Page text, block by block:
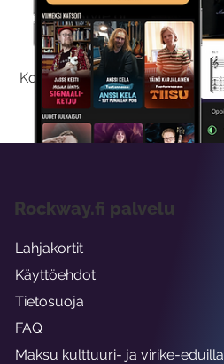
Kokeile
Kokeilemalla ilmaiseksi saat
viikon
Rockway.fi palvelu
Lahjakortit
Käyttöehdot
Tietosuoja
FAQ
Maksu kulttuuri- ja virike-eduilla